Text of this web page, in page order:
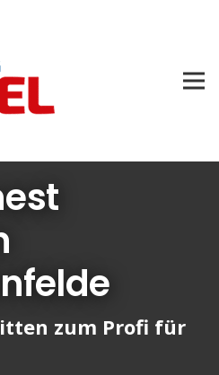
zum Profi für